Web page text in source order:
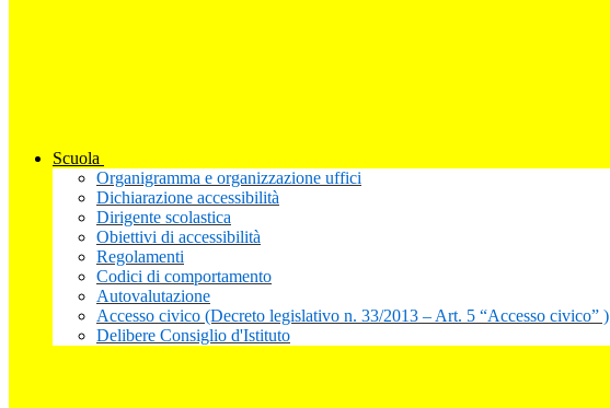
Scuola
Organigramma e organizzazione uffici
Dichiarazione accessibilità
Dirigente scolastica
Obiettivi di accessibilità
Regolamenti
Codici di comportamento
Autovalutazione
Accesso civico (Decreto legislativo n. 33/2013 – Art. 5 “Accesso civico” )
Delibere Consiglio d'Istituto